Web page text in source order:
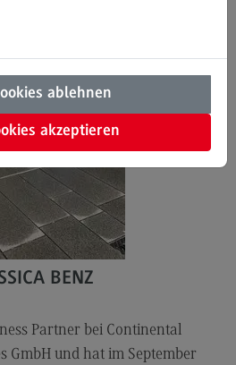
Intelligence
BENZ
Partner bei Continental
GmbH und hat im September
ablehnen
akzeptieren